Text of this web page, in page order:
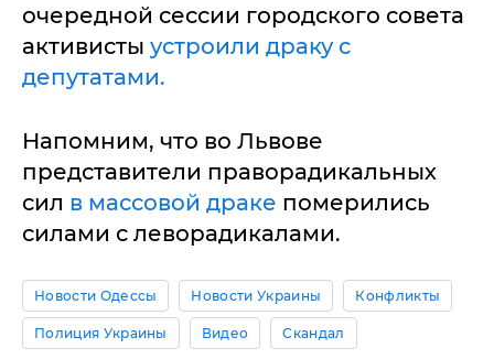
очередной сессии городского совета
активисты устроили драку с
депутатами.
Напомним, что во Львове
представители праворадикальных
сил в массовой драке померились
силами с леворадикалами.
Новости Одессы Новости Украины Конфликты
Полиция Украины Видео Скандал